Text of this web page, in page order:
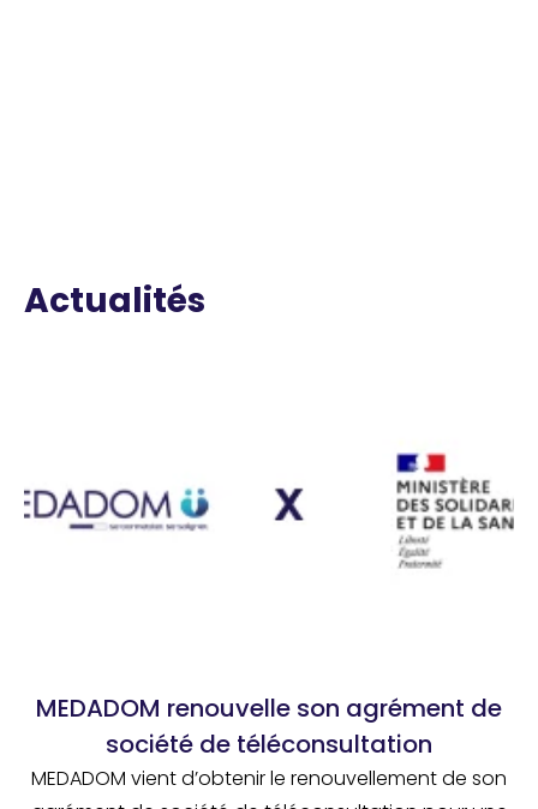
Actualités
MEDADOM renouvelle son agrément de
société de téléconsultation
MEDADOM vient d’obtenir le renouvellement de son